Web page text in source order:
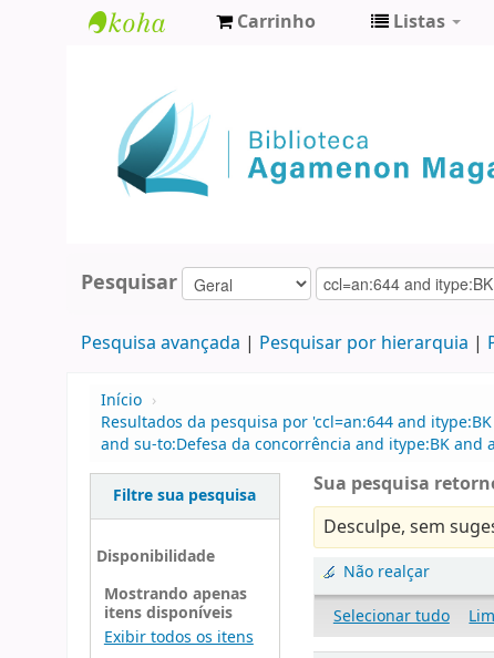
Agamenon
Magalhães
Carrinho Listas
Pesquisar
Pesquisa avançada Pesquisar por hierarquia
Início ›
Resultados da pesquisa por 'ccl=an:644 and
and su-to:Defesa da concorrência and itype:BK
Filtre sua pesquisa
Disponibilidade
Mostrando apenas
itens disponíveis
Exibir todos os itens
Sua pesquisa
Desculpe, sem
Não realçar
Selecionar tudo